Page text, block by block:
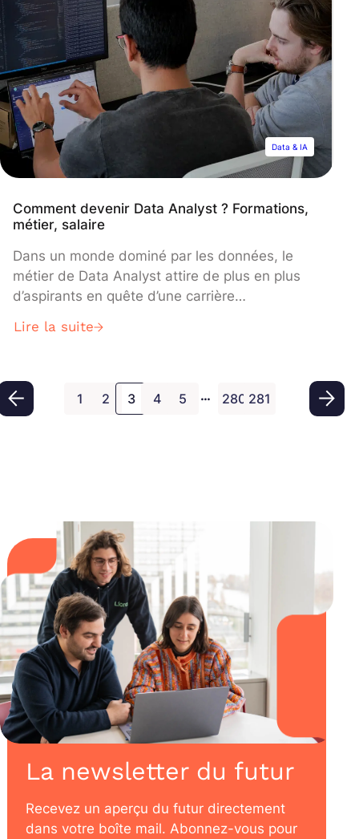
Data & IA
Comment devenir Data Analyst ? Formations,
métier, salaire
Dans un monde dominé par les données, le
métier de Data Analyst attire de plus en plus
d’aspirants en quête d’une carrière
passionne, cet article vous présente les
informations utiles pour devenir Data Analyst.
Lire la suite
1 2 3 4 5 … 280 281
La newsletter du futur
Recevez un aperçu du futur directement
dans votre boîte mail. Abonnez-vous pour